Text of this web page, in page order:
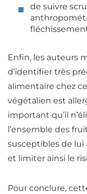
de suivre
Enfin, les auteurs
d’identifier très
alimentaire chez
végétalien est
important qu’il
l’ensemble des
susceptibles de
et limiter ainsi le
Pour conclure,